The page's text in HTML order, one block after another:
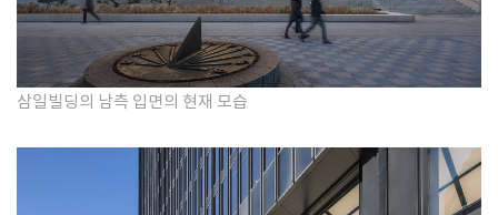
삼일빌딩의 남측 입면의 현재 모습